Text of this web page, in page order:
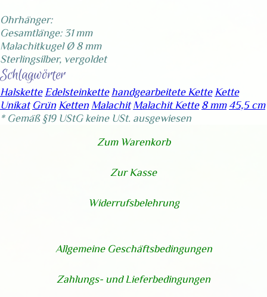
Ohrhänger:
Gesamtlänge: 31 mm
Malachitkugel Ø 8 mm
Sterlingsilber, vergoldet
Schlagwörter
Halskette Edelsteinkette handgearbeitete Kette Kette
Unikat Grün Ketten Malachit Malachit Kette 8 mm 45,5 cm
* Gemäß §19 UStG keine USt. ausgewiesen
Zum Warenkorb
Zur Kasse
Widerrufsbelehrung
Allgemeine Geschäftsbedingungen
Zahlungs- und Lieferbedingungen